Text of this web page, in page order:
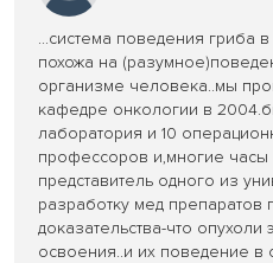
...система поведения гриба
похожа на
организме человека..мы
кафедре онкологии в
лаборатория и 10
профессоров и,многие часы
представитель одного из
разработку мед
доказательства-что опухоли
освоения..и их поведение в